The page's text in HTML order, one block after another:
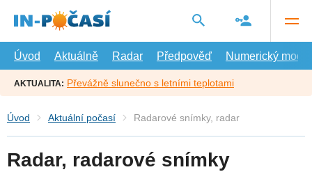
hlavní
Úvod
Aktuálně Radar Předpověď Numerický model
AKTUALITA: Převážně slunečno s letními teplotami
Úvod Aktuální počasí Radarové snímky, radar
Radar, radarové snímky